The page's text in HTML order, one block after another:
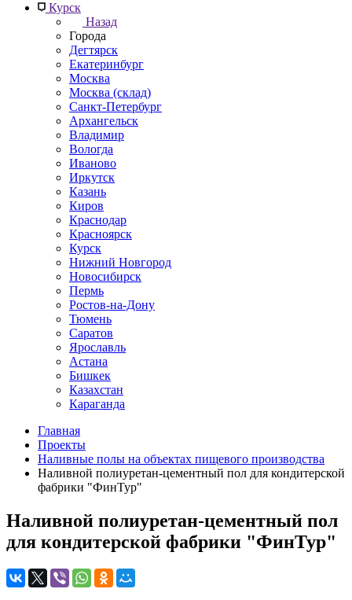
Курск
Назад
Города
Дегтярск
Екатеринбург
Москва
Москва (склад)
Санкт-Петербург
Архангельск
Владимир
Вологда
Иваново
Иркутск
Казань
Киров
Краснодар
Красноярск
Курск
Нижний Новгород
Новосибирск
Пермь
Ростов-на-Дону
Тюмень
Саратов
Ярославль
Астана
Бишкек
Казахстан
Караганда
Главная
Проекты
Наливные полы на объектах пищевого производства
Наливной полиуретан-цементный пол для кондитерской
фабрики "ФинТур"
Наливной полиуретан-цементный пол
для кондитерской фабрики "ФинТур"